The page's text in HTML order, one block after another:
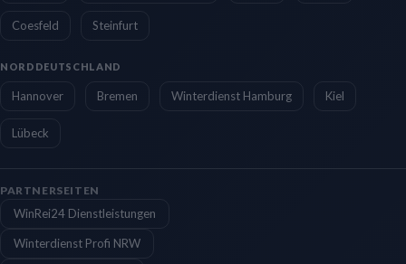
Coesfeld Steinfurt
NORDDEUTSCHLAND
Hannover Bremen Winterdienst Hamburg Kiel
Lübeck
PARTNERSEITEN
WinRei24 Dienstleistungen
Winterdienst Profi NRW